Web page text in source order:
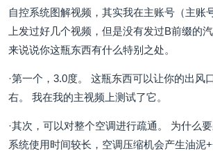
自控系统图解视频，其实我在主账号（主账
上发过好几个视频，但是没有发过B前缀的
来说说你这瓶东西有什么特别之处。
·第一个，3.0度。 这瓶东西可以让你的出风
右。 我在我的主视频上测试了它。
·其次，可以对整个空调进行疏通。 为什么
系统使用时间较长，空调压缩机会产生油泥